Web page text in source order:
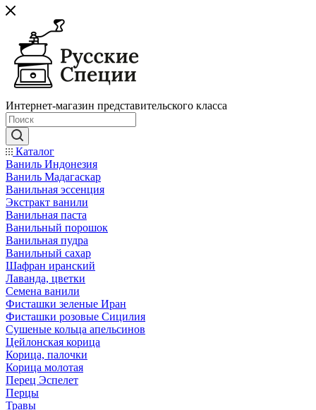
Интернет-магазин представительского класса
Каталог
Ваниль Индонезия
Ваниль Мадагаскар
Ванильная эссенция
Экстракт ванили
Ванильная паста
Ванильный порошок
Ванильная пудра
Ванильный сахар
Шафран иранский
Лаванда, цветки
Семена ванили
Фисташки зеленые Иран
Фисташки розовые Сицилия
Сушеные кольца апельсинов
Цейлонская корица
Корица, палочки
Корица молотая
Перец Эспелет
Перцы
Травы